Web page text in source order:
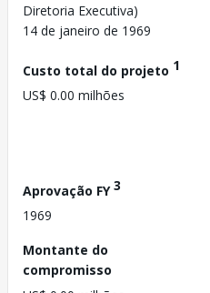
Diretoria Executiva)
14 de janeiro de 1969
Custo total do projeto 1
US$ 0.00 milhões
Aprovação FY3
1969
Montante do
compromisso